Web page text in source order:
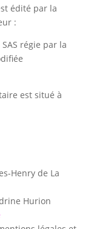
édité par la
:
régie par la
est situé à
Henry de La
Hurion